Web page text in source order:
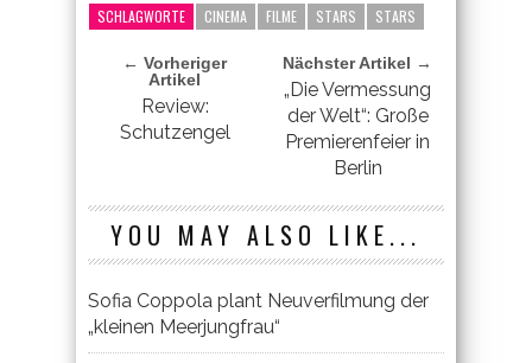
SCHLAGWORTE CINEMA FILME STARS STARS
← Vorheriger
Artikel
Review:
Schutzengel
Nächster Artikel →
„Die Vermessung
der Welt“: Große
Premierenfeier in
Berlin
YOU MAY ALSO LIKE...
Sofia Coppola plant Neuverfilmung der
„kleinen Meerjungfrau“